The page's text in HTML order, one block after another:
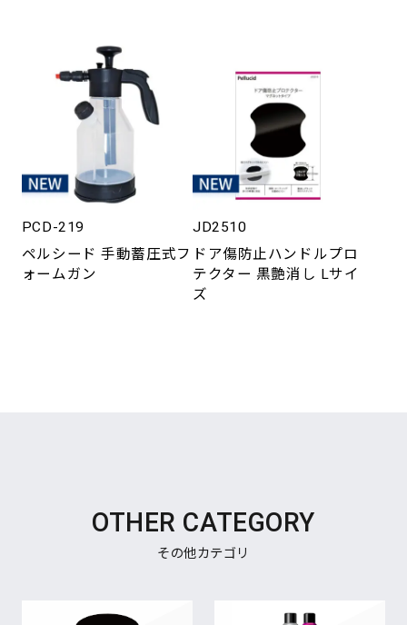
PCD-219
ペルシード 手動蓄圧式フ
ォームガン
JD2510
ドア傷防止ハンドルプロ
テクター 黒艶消し Lサイ
ズ
OTHER CATEGORY
その他カテゴリ